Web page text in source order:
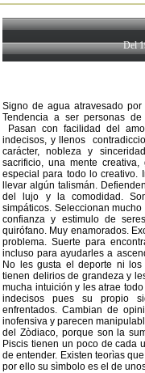
Del
Signo de agua atravesado
Tendencia a ser personas
Pasan con facilidad del
indecisos, y llenos
carácter, nobleza y
sacrificio, una mente
especial para todo lo creativo.
llevar algún talismán.
del lujo y la comodidad.
simpáticos. Seleccionan
confianza y estimulo de
quirófano. Muy enamorados.
problema. Suerte para
incluso para ayudarles a
No les gusta el deporte ni
tienen delirios de grandeza y
mucha intuición y les atrae
indecisos pues su propio
enfrentados. Cambian de
inofensiva y parecen
del Zòdiaco, porque son la
Piscis tienen un poco de cada
de entender. Existen teorìas
por ello su sìmbolo es el de